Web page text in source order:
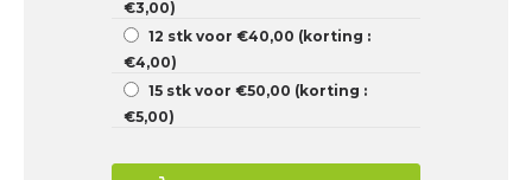
€3,00)
12 stk voor €40,00 (korting :
€4,00)
15 stk voor €50,00 (korting :
€5,00)